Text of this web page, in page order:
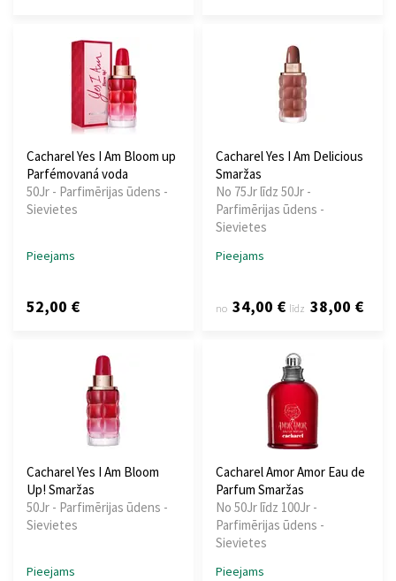
Cacharel Yes I Am Bloom up
Parfémovaná voda
50Jr - Parfimērijas ūdens -
Sievietes
Pieejams
52,00 €
Cacharel Yes I Am Delicious
Smaržas
No 75Jr līdz 50Jr -
Parfimērijas ūdens -
Sievietes
Pieejams
no 34,00 € līdz 38,00 €
Cacharel Yes I Am Bloom
Up! Smaržas
50Jr - Parfimērijas ūdens -
Sievietes
Pieejams
Cacharel Amor Amor Eau de
Parfum Smaržas
No 50Jr līdz 100Jr -
Parfimērijas ūdens -
Sievietes
Pieejams